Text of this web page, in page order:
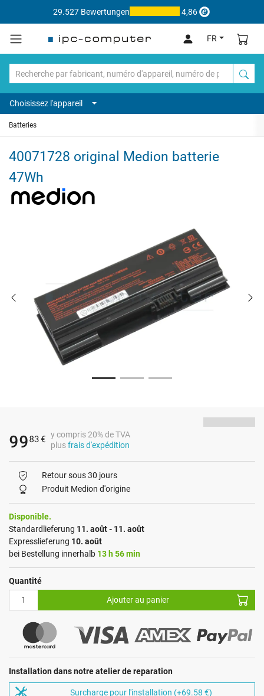
29.527 Bewertungen 4,86
FR
Choisissez l'appareil
Batteries
40071728 original Medion batterie
47Wh
9983 € y compris 20% de TVA
plusfrais d'expédition
Retour sous 30 jours
Produit Medion d'origine
Disponible.
Standardlieferung 11. août - 11. août
Expresslieferung 10. août
bei Bestellung innerhalb 13 h 56 min
Quantité
Ajouter au panier
Installation dans notre atelier de reparation
Surcharge pour l'installation (+69.58 €)